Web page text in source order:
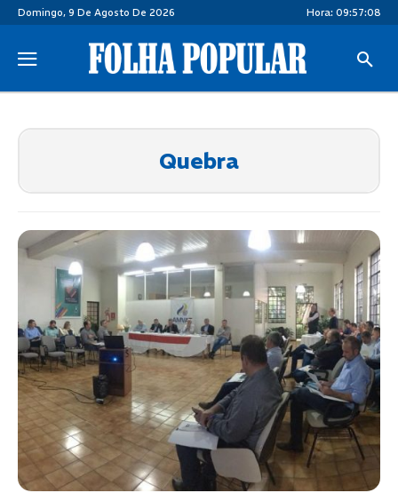
Domingo, 9 De Agosto De 2026 Hora: 09:57:09
Quebra